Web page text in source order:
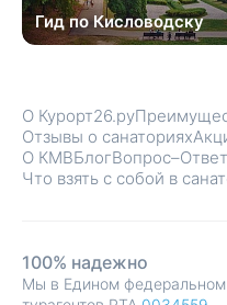
Гид по Кисловодску
О Курорт26.ру
Отзывы о санаториях
О КМВБлогВопрос–Ответ
Что взять с собой в
100% надежно
Мы в Едином федеральном